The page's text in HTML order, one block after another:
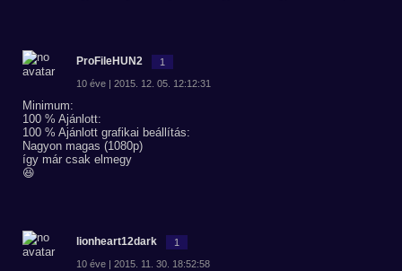
ProFileHUN2 1
10 éve | 2015. 12. 05. 12:12:31
Minimum:
100 % Ajánlott:
100 % Ajánlott grafikai beállítás:
Nagyon magas (1080p)
így már csak elmegy
😆
lionheart12dark 1
10 éve | 2015. 11. 30. 18:52:58